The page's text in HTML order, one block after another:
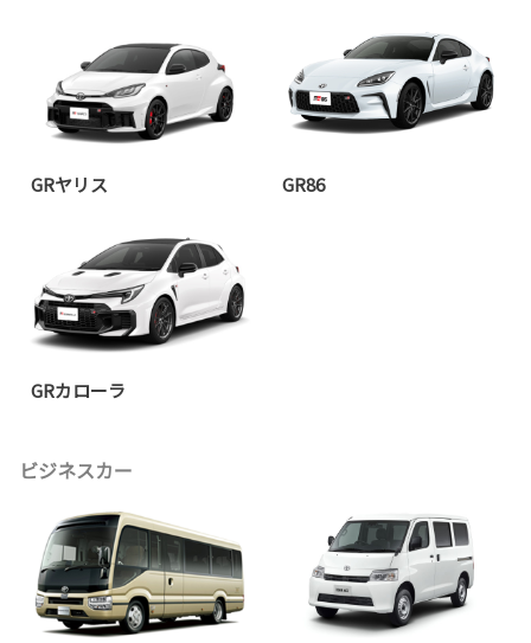
GRヤリス GR86
GRカローラ
ビジネスカー